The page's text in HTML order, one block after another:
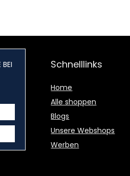
BEI Schnelllinks
Home
Alle shoppen
Blogs
Unsere Webshops
Werben